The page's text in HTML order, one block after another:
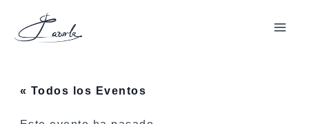
contenido
« Todos los Eventos